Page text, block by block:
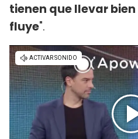
tienen que llevar
fluye".